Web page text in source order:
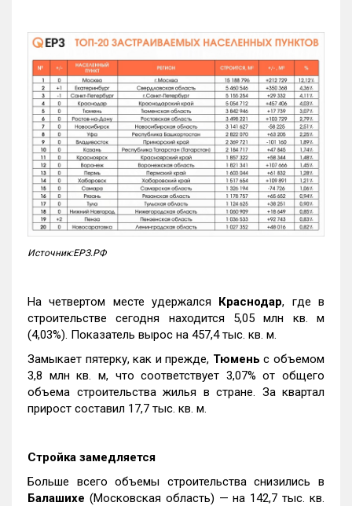
Источник:ЕРЗ.РФ
На четвертом месте удержался Краснодар, где в
строительстве сегодня находится 5,05 млн кв. м
(4,03%). Показатель вырос на 457,4 тыс. кв. м.
Замыкает пятерку, как и прежде, Тюмень с объемом
3,8 млн кв. м, что соответствует 3,07% от общего
объема строительства жилья в стране. За квартал
прирост составил 17,7 тыс. кв. м.
Стройка замедляется
Больше всего объемы строительства снизились в
Балашихе (Московская область) — на 142,7 тыс. кв.